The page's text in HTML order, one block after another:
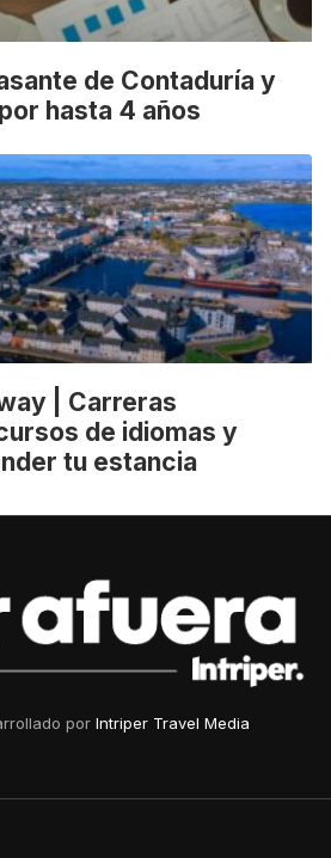
de Contaduría y
hasta 4 años
| Carreras
de idiomas y
tu estancia
por Intriper Travel Media